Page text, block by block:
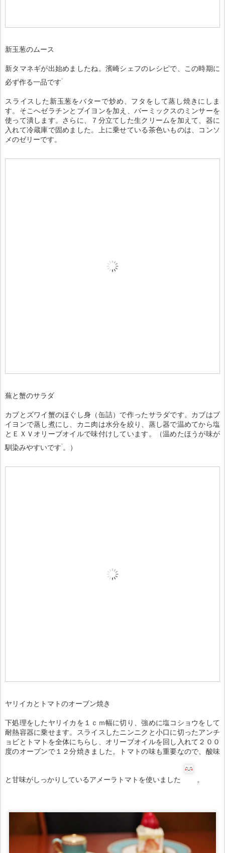
新玉葱のムース
新タマネギが出始めましたね。濱崎シェフのレシピで、この時期に
必ず作る一品です
スライスした新玉葱をバターで炒め、フタをして蒸し焼きにしま
す。そこへゼラチンとブイヨンを加え、バーミックスのミンサーを
使って潰します。さらに、７分立てした生クリームを加えて、器に
入れて冷蔵庫で固めました。上に乗せている茶色いものは、コンソ
メのゼリーです。
蕪と蟹のサラダ
カブとズワイ蟹のほぐし身（缶詰）で作ったサラダです。カブはブ
イヨンで蒸し煮にし、カニ肉は水分を絞り、蒸し器で温めてから塩
とＥＸＶオリーブオイルで味付けしています。（温めたほうが味が
馴染みやすいです 。）
ヤリイカとトマトのオーブン焼き
下処理をしたヤリイカを１ｃｍ幅に切り、強めに塩コショウをして
耐熱容器に乗せます。スライスしたニンニクと小口に切ったアンチ
ョビとトマトを全体にちらし、オリーブオイルを回し入れて２００
度のオーブンで１２分焼きました。トマトの味も重要なので、酸味
と甘味がしっかりしているアメーラトマトを使いました 。